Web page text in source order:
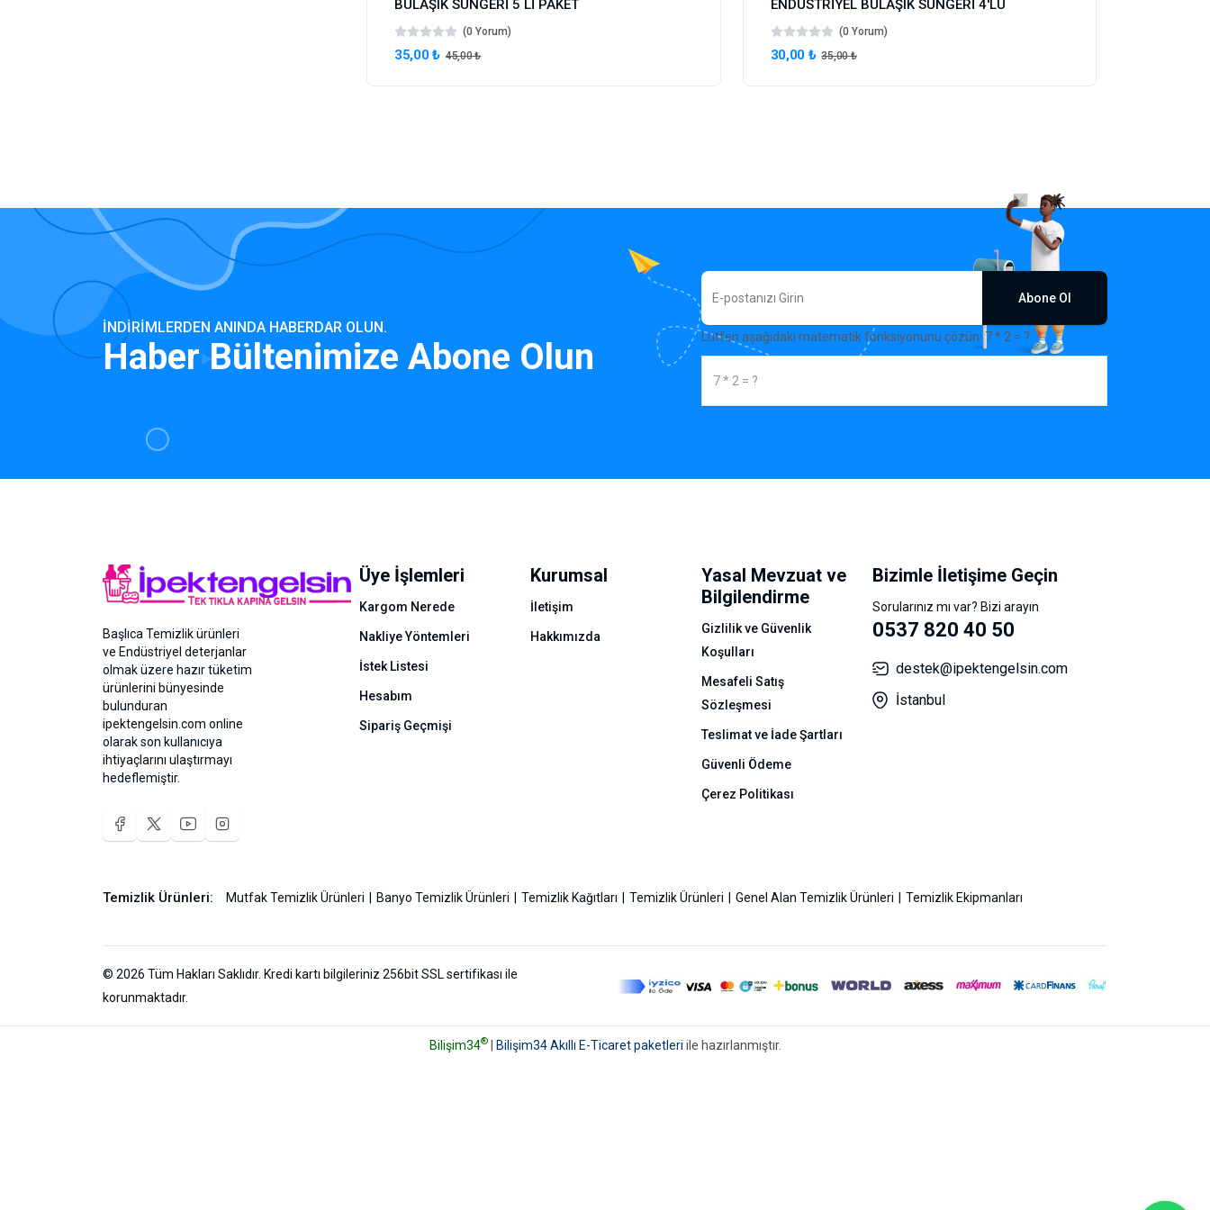
BULAŞIK SÜNGERİ 5 Lİ PAKET
(0 Yorum)
35,00 ₺ 45,00 ₺
ENDÜSTRİYEL BULAŞIK SÜNGERİ 4'LÜ
(0 Yorum)
30,00 ₺ 35,00 ₺
İNDIRIMLERDEN ANINDA HABERDAR OLUN.
Haber Bültenimize Abone Olun Lütfen aşağıdaki matematik fonksiyonunu çözün: 7 * 2 = ?
Abone Ol
Başlıca Temizlik ürünleri
ve Endüstriyel deterjanlar
olmak üzere hazır tüketim
ürünlerini bünyesinde
bulunduran
ipektengelsin.com online
olarak son kullanıcıya
ihtiyaçlarını ulaştırmayı
hedeflemiştir.
Üye İşlemleri
Kargom Nerede
Nakliye Yöntemleri
İstek Listesi
Hesabım
Sipariş Geçmişi
Kurumsal
İletişim
Hakkımızda
Yasal Mevzuat ve
Bilgilendirme
Gizlilik ve Güvenlik
Koşulları
Mesafeli Satış
Sözleşmesi
Teslimat ve İade Şartları
Güvenli Ödeme
Çerez Politikası
Bizimle İletişime Geçin
Sorularınız mı var? Bizi arayın
0537 820 40 50
destek@ipektengelsin.com
İstanbul
Temizlik Ürünleri: Mutfak Temizlik Ürünleri Banyo Temizlik Ürünleri Temizlik Kağıtları Temizlik Ürünleri Genel Alan Temizlik Ürünleri Temizlik Ekipmanları
© 2026 Tüm Hakları Saklıdır. Kredi kartı bilgileriniz 256bit SSL sertifikası ile
korunmaktadır.
Bilişim34®| Bilişim34 Akıllı E-Ticaret paketleri ile hazırlanmıştır.